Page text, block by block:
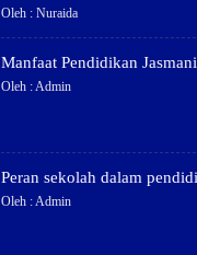
Oleh : Nuraida
Manfaat Pendidikan
Oleh : Admin
Peran sekolah dalam
Oleh : Admin